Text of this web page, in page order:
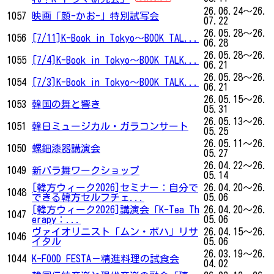
1057
映画「顔-かお-」特別試写会
26.06.24～26.
07.22
1056
[7/11]K-Book in Tokyo～BOOK TAL...
26.05.28～26.
06.28
1055
[7/4]K-Book in Tokyo～BOOK TALK...
26.05.28～26.
06.21
1054
[7/3]K-Book in Tokyo～BOOK TALK...
26.05.28～26.
06.21
1053 韓国の舞と響き
26.05.15～26.
05.31
1051
韓日ミュージカル・ガラコンサート
26.05.13～26.
05.25
1050
螺鈿漆器講演会
26.05.11～26.
05.27
1049
新バラ舞ワークショップ
26.04.22～26.
05.14
1048
[韓方ウィーク2026]セミナー：自分で
できる韓方セルフチェ...
26.04.20～26.
05.06
1047
[韓方ウィーク2026]講演会「K-Tea Th
erapy：...
26.04.20～26.
05.06
1046
ヴァイオリニスト「ムン・ボハ」リサ
イタル
26.04.15～26.
05.06
1044
K-FOOD FESTA－精進料理の試食会
26.03.19～26.
04.02